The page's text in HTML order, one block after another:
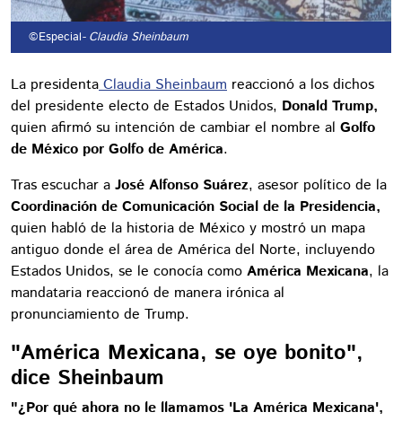
©Especial- Claudia Sheinbaum
La presidenta Claudia Sheinbaum reaccionó a los dichos
del presidente electo de Estados Unidos, Donald Trump,
quien afirmó su intención de cambiar el nombre al Golfo
de México por Golfo de América.
Tras escuchar a José Alfonso Suárez, asesor político de la
Coordinación de Comunicación Social de la Presidencia,
quien habló de la historia de México y mostró un mapa
antiguo donde el área de América del Norte, incluyendo
Estados Unidos, se le conocía como América Mexicana, la
mandataria reaccionó de manera irónica al
pronunciamiento de Trump.
"América Mexicana, se oye bonito",
dice Sheinbaum
"¿Por qué ahora no le llamamos 'La América Mexicana',